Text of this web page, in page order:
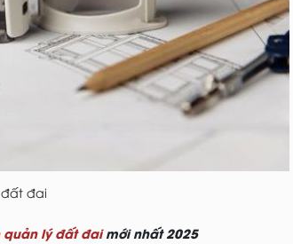
đai
quản lý đất đaimới nhất 2025